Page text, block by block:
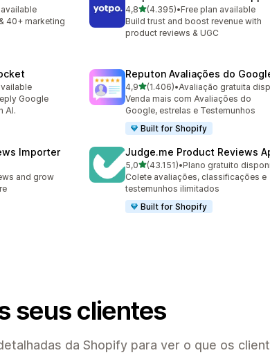
40+ marketing
4,8de 5 estrelas
(4.395)
4395 total de avaliações
•Free plan available
Build trust and boost revenue with
product reviews & UGC
Google
AI.
Reputon Avaliações do
4,9de 5 estrelas
(1.406)
1406 total de avaliações
•
Venda mais com Avaliações do
Google, estrelas e Testemunhos
Built for Shopify
Importer
and grow
Judge.me Product Reviews
5,0de 5 estrelas
(43.151)
43151 total de avaliações
•Plano gratuito
Colete avaliações, classificações e
testemunhos ilimitados
Built for Shopify
seus clientes
da Shopify para ver o que os